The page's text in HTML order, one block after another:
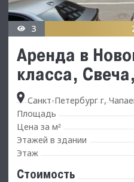
3
Аренда в
класса,
Санкт-Петербург г,
Площадь
Цена за м²
Этажей в здании
Этаж
Стоимость